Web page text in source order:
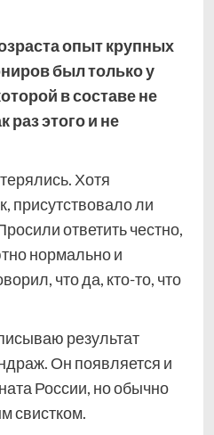
опыт крупных
был только у
в составе не
этого и не
Хотя
присутствовало ли
ответить честно,
нормально и
что да, кто-то, что
результат
Он появляется и
России, но обычно
свистком.